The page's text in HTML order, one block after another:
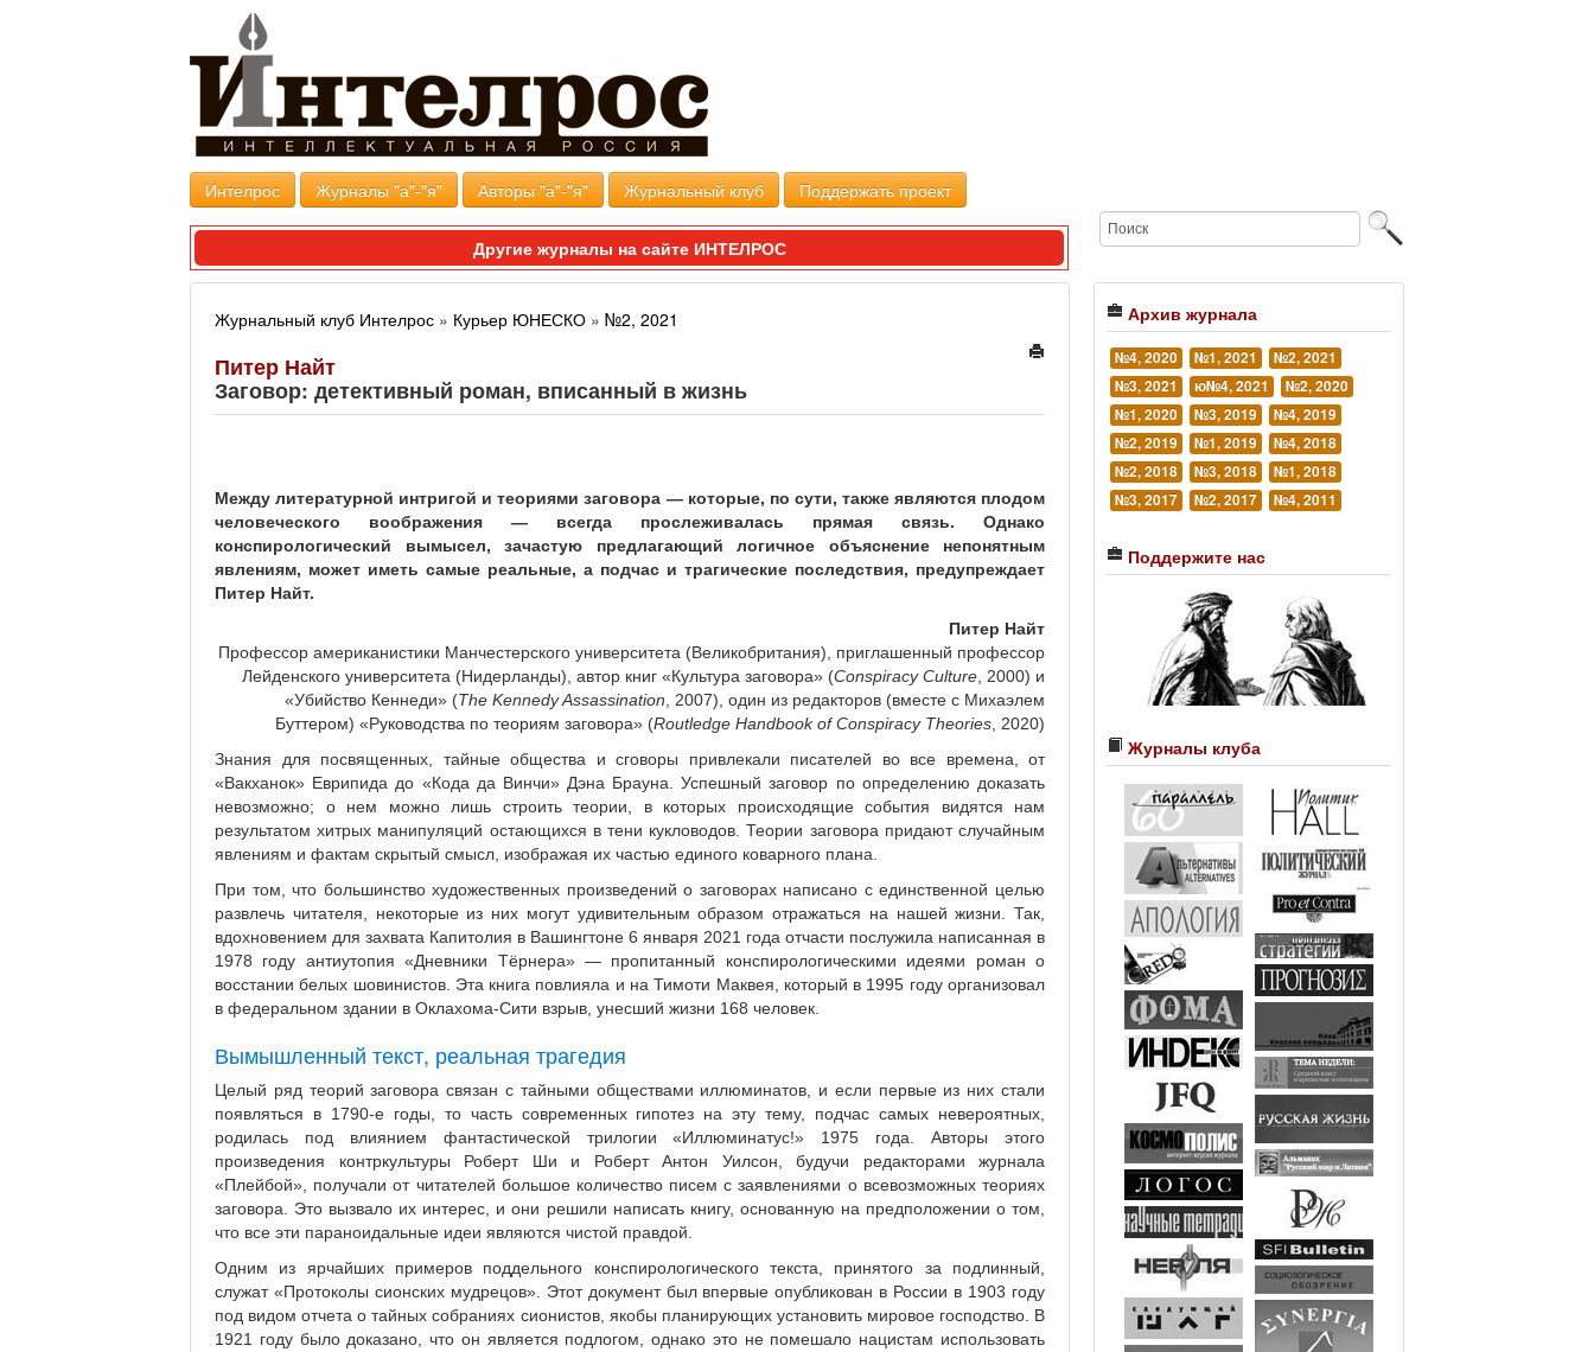
Интелрос Журналы "а"-"я" Авторы "а"-"я" Журнальный клуб Поддержать проект
Другие журналы на сайте ИНТЕЛРОС
Журнальный клуб Интелрос » Курьер ЮНЕСКО » №2, 2021
Питер Найт
Заговор: детективный роман, вписанный в жизнь
cou_02_21_idea_knight_website_01.jpg
Между литературной интригой и теориями заговора — которые, по сути, также являются плодом
человеческого воображения — всегда прослеживалась прямая связь. Однако
конспирологический вымысел, зачастую предлагающий логичное объяснение непонятным
явлениям, может иметь самые реальные, а подчас и трагические последствия, предупреждает
Питер Найт.
Питер Найт
Профессор американистики Манчестерского университета (Великобритания), приглашенный профессор
Лейденского университета (Нидерланды), автор книг «Культура заговора» (Conspiracy Culture , 2000) и
«Убийство Кеннеди» (The Kennedy Assassination , 2007), один из редакторов (вместе с Михаэлем
Буттером) «Руководства по теориям заговора» (Routledge Handbook of Conspiracy Theories , 2020)
Знания для посвященных, тайные общества и сговоры привлекали писателей во все времена, от
«Вакханок» Еврипида до «Кода да Винчи» Дэна Брауна. Успешный заговор по определению доказать
невозможно; о нем можно лишь строить теории, в которых происходящие события видятся нам
результатом хитрых манипуляций остающихся в тени кукловодов. Теории заговора придают случайным
явлениям и фактам скрытый смысл, изображая их частью единого коварного плана.
При том, что большинство художественных произведений о заговорах написано с единственной целью
развлечь читателя, некоторые из них могут удивительным образом отражаться на нашей жизни. Так,
вдохновением для захвата Капитолия в Вашингтоне 6 января 2021 года отчасти послужила написанная в
1978 году антиутопия «Дневники Тёрнера» — пропитанный конспирологическими идеями роман о
восстании белых шовинистов. Эта книга повлияла и на Тимоти Маквея, который в 1995 году организовал
в федеральном здании в Оклахома-Сити взрыв, унесший жизни 168 человек.
Вымышленный текст, реальная трагедия
Целый ряд теорий заговора связан с тайными обществами иллюминатов, и если первые из них стали
появляться в 1790-е годы, то часть современных гипотез на эту тему, подчас самых невероятных,
родилась под влиянием фантастической трилогии «Иллюминатус!» 1975 года. Авторы этого
произведения контркультуры Роберт Ши и Роберт Антон Уилсон, будучи редакторами журнала
«Плейбой», получали от читателей большое количество писем с заявлениями о всевозможных теориях
заговора. Это вызвало их интерес, и они решили написать книгу, основанную на предположении о том,
что все эти параноидальные идеи являются чистой правдой.
Одним из ярчайших примеров поддельного конспирологического текста, принятого за подлинный,
служат «Протоколы сионских мудрецов». Этот документ был впервые опубликован в России в 1903 году
под видом отчета о тайных собраниях сионистов, якобы планирующих установить мировое господство. В
1921 году было доказано, что он является подлогом, однако это не помешало нацистам использовать
Архив журнала
№4, 2020 №1, 2021
№2, 2021
№3, 2021
ю№4, 2021
№2, 2020
№1, 2020
№3, 2019
№4, 2019
№2, 2019
№1, 2019
№4, 2018
№2, 2018
№3, 2018
№1, 2018
№3, 2017
№2, 2017 №4, 2011
Поддержите нас
Журналы клуба